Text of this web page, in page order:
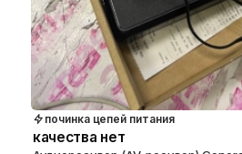
починка цепей питания
качества нет